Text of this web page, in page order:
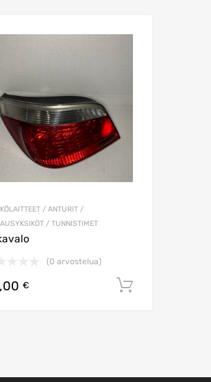
/ ANTURIT /
/ TUNNISTIMET
(0 arvostelua)
€